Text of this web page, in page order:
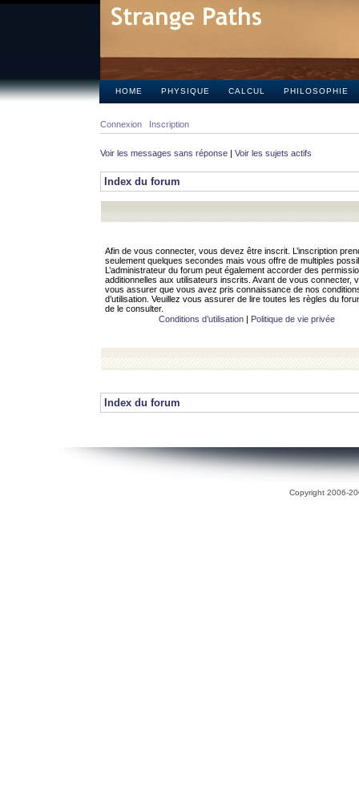
HOME PHYSIQUE CALCUL PHILOSOPHIE
Connexion Inscription
Voir les messages sans réponse | Voir les sujets actifs
Index du forum
Afin de vous connecter, vous devez être inscrit. L’inscription
seulement quelques secondes mais vous offre de multiples
L’administrateur du forum peut également accorder des
additionnelles aux utilisateurs inscrits. Avant de vous connecter,
vous assurer que vous avez pris connaissance de nos
d’utilisation. Veuillez vous assurer de lire toutes les règles du
de le consulter.
Conditions d’utilisation| Politique de vie privée
Index du forum
Copyright 2006-